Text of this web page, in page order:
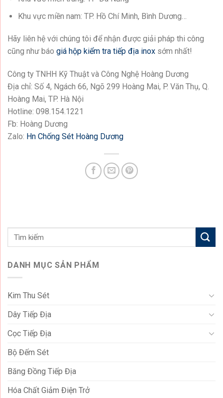
Khu vực miền nam: TP. Hồ Chí Minh, Bình Dương…
Hãy liên hệ với chúng tôi để nhận được giải pháp thi công
cũng như báo giá hộp kiểm tra tiếp địa inox sớm nhất!
Công ty TNHH Kỹ Thuật và Công Nghệ Hoàng Dương
Địa chỉ: Số 4, Ngách 66, Ngõ 299 Hoàng Mai, P. Văn Thụ, Q.
Hoàng Mai, TP. Hà Nội
Hotline: 098.154.1221
Fb: Hoàng Dương
Zalo: Hn Chống Sét Hoàng Dương
DANH MỤC SẢN PHẨM
Kim Thu Sét
Dây Tiếp Địa
Cọc Tiếp Địa
Bộ Đếm Sét
Băng Đồng Tiếp Địa
Hóa Chất Giảm Điện Trở